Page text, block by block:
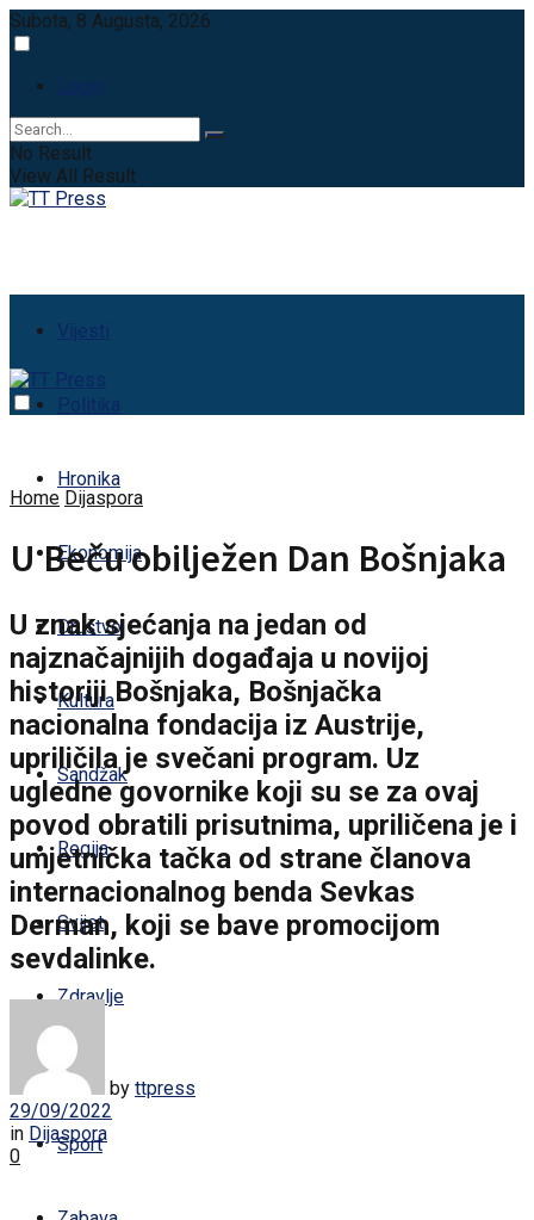
Subota, 8 Augusta, 2026
Login
No Result
View All Result
Vijesti
Politika
Hronika
Ekonomija
Društvo
Kultura
Sandžak
Regija
Svijet
Zdravlje
Žena
Sport
Home Dijaspora
U Beču obilježen Dan Bošnjaka
U znak sjećanja na jedan od
najznačajnijih događaja u novijoj
historiji Bošnjaka, Bošnjačka
nacionalna fondacija iz Austrije,
upriličila je svečani program. Uz
ugledne govornike koji su se za ovaj
povod obratili prisutnima, upriličena je i
umjetnička tačka od strane članova
internacionalnog benda Sevkas
Derman, koji se bave promocijom
sevdalinke.
by ttpress
29/09/2022
in Dijaspora
0